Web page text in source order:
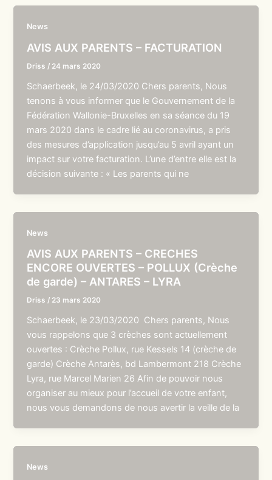
News
AVIS AUX PARENTS – FACTURATION
Driss / 24 mars 2020
Schaerbeek, le 24/03/2020 Chers parents, Nous
tenons à vous informer que le Gouvernement de la
Fédération Wallonie-Bruxelles en sa séance du 19
mars 2020 dans le cadre lié au coronavirus, a pris
des mesures d’application jusqu’au 5 avril ayant un
impact sur votre facturation. L’une d’entre elle est la
décision suivante : « Les parents qui ne
News
AVIS AUX PARENTS – CRECHES
ENCORE OUVERTES – POLLUX (Crèche
de garde) – ANTARES – LYRA
Driss / 23 mars 2020
Schaerbeek, le 23/03/2020 Chers parents, Nous
vous rappelons que 3 crèches sont actuellement
ouvertes : Crèche Pollux, rue Kessels 14 (crèche de
garde) Crèche Antarès, bd Lambermont 218 Crèche
Lyra, rue Marcel Marien 26 Afin de pouvoir nous
organiser au mieux pour l’accueil de votre enfant,
nous vous demandons de nous avertir la veille de la
News